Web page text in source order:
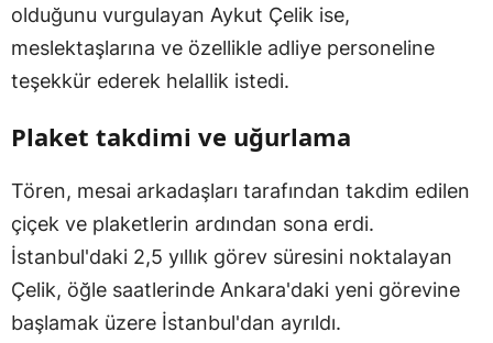
olduğunu vurgulayan Aykut Çelik ise,
meslektaşlarına ve özellikle adliye personeline
teşekkür ederek helallik istedi.
Plaket takdimi ve uğurlama
Tören, mesai arkadaşları tarafından takdim edilen
çiçek ve plaketlerin ardından sona erdi.
İstanbul'daki 2,5 yıllık görev süresini noktalayan
Çelik, öğle saatlerinde Ankara'daki yeni görevine
başlamak üzere İstanbul'dan ayrıldı.